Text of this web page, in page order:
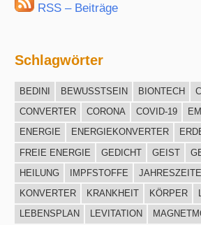
RSS – Beiträge
Schlagwörter
BEDINI BEWUSSTSEIN BIONTECH
CONVERTER
CORONA COVID-19
ENERGIE
ENERGIEKONVERTER
FREIE ENERGIE
GEDICHT GEIST
HEILUNG
IMPFSTOFFE
KONVERTER
KRANKHEIT KÖRPER
LEBENSPLAN
LEVITATION